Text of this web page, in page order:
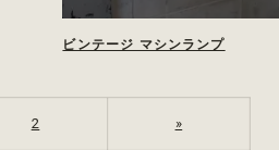
ビンテージ マシンランプ
2 »